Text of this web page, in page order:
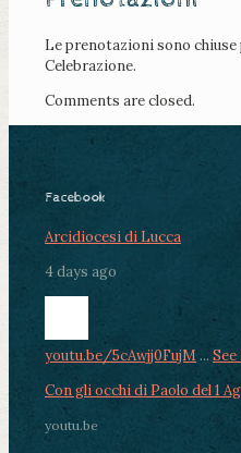
Le prenotazioni sono chiuse
Celebrazione.
Comments are closed.
Facebook
Arcidiocesi di Lucca
4 days ago
youtu.be/5cAwjj0FujM ...
Con gli occhi di Paolo del 1
youtu.be